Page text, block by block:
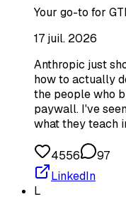
Your go-to for
17 juil. 2026
Anthropic just
how to actually
the people who
paywall. I've
what they teach
4556
97
LinkedIn
L